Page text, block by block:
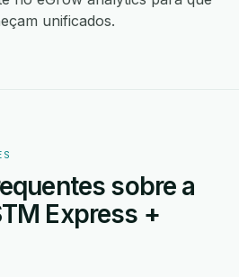
unificados.
sobre a
Express +